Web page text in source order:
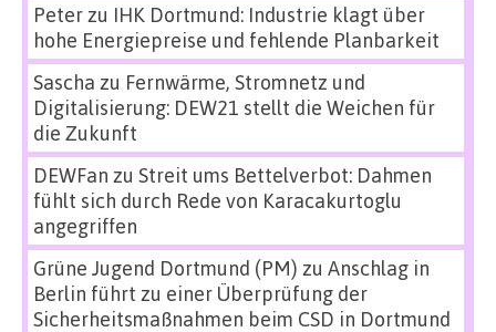
Peterzu IHK Dortmund: Industrie klagt über
hohe Energiepreise und fehlende Planbarkeit
Sascha zu Fernwärme, Stromnetz und
Digitalisierung: DEW21 stellt die Weichen für
die Zukunft
DEWFan zu Streit ums Bettelverbot: Dahmen
fühlt sich durch Rede von Karacakurtoglu
angegriffen
Grüne Jugend Dortmund (PM) zu Anschlag in
Berlin führt zu einer Überprüfung der
Sicherheitsmaßnahmen beim CSD in Dortmund